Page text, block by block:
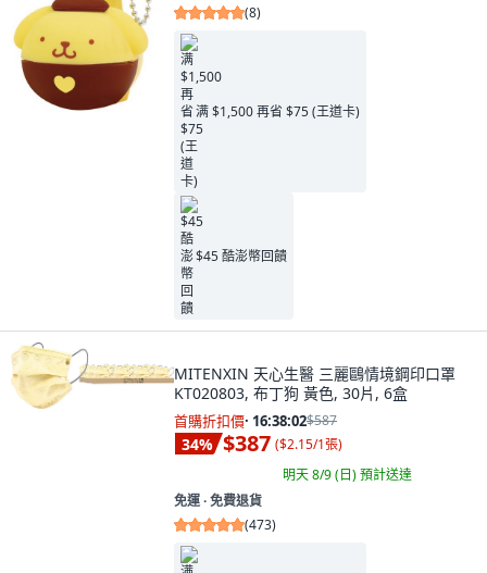
(8)
满 $1,500 再省 $75 (王道卡)
$45 酷澎幣回饋
MITENXIN 天心生醫 三麗鷗情境鋼印口罩
KT020803, 布丁狗 黃色, 30片, 6盒
首購折扣價· 16:38:00$587
34% $387 ($2.15/1張)
明天 8/9 (日)預計送達
免運 ∙ 免費退貨
(473)